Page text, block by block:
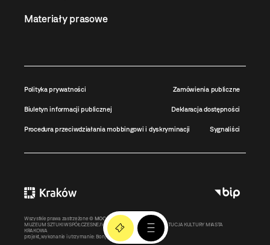
Materiały prasowe
Polityka prywatności Zamówienia publiczne
Biuletyn informacji publicznej Deklaracja dostępności
Procedura przeciwdziałania mobbingowi i dyskryminacji Sygnaliści
Wszystkie prawa zastrzeżone © MOCAK2011-2026
MUZEUM SZTUKI WSPÓŁCZESNEJ W KRAKOWIE MOCAK – INSTYTUCJA KULTURY MIASTA
KRAKOWA
projekt, wykonanie i utrzymanie: Bonjour.pl